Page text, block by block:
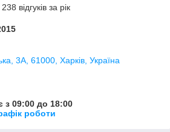
відгуків за рік
3А, 61000, Харків, Україна
з 09:00 до 18:00
роботи